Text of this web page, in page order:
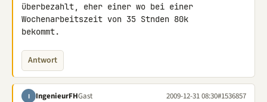
überbezahlt, eher einer wo bei einer
Wochenarbeitszeit von 35 Stnden 80k
bekommt.
Antwort
I IngenieurFHGast 2009-12-31 08:30#1536857